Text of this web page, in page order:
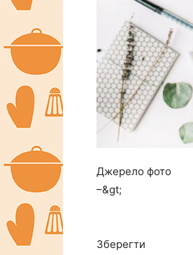
Джерело фото
–&gt;
Зберегти